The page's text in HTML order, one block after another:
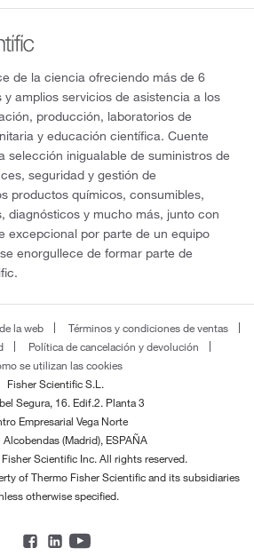
de la ciencia ofreciendo más de 6
y amplios servicios de asistencia a los
producción, laboratorios de
y educación científica. Cuente
selección inigualable de suministros de
seguridad y gestión de
productos químicos, consumibles,
diagnósticos y mucho más, junto con
excepcional por parte de un equipo
enorgullece de formar parte de
la web
Términos y condiciones de ventas
Política de cancelación y devolución
se utilizan las cookies
Fisher Scientific S.L.
Segura, 16. Edif.2. Planta 3
Empresarial Vega Norte
(Madrid), ESPAÑA
Scientific Inc. All rights reserved.
of Thermo Fisher Scientific and its subsidiaries
otherwise specified.